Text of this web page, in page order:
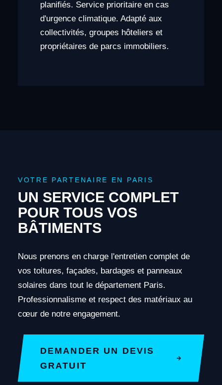
planifiés. Service prioritaire en cas
d'urgence climatique. Adapté aux
collectivités, groupes hôteliers et
propriétaires de parcs immobiliers.
VOTRE PARTENAIRE EN PARIS
UN SERVICE COMPLET
POUR TOUS VOS
BÂTIMENTS
Nous prenons en charge l'entretien complet de
vos toitures, façades, bardages et panneaux
solaires dans tout le département Paris.
Professionnalisme et respect des matériaux au
cœur de notre engagement.
DEMANDER UN DEVIS
GRATUIT